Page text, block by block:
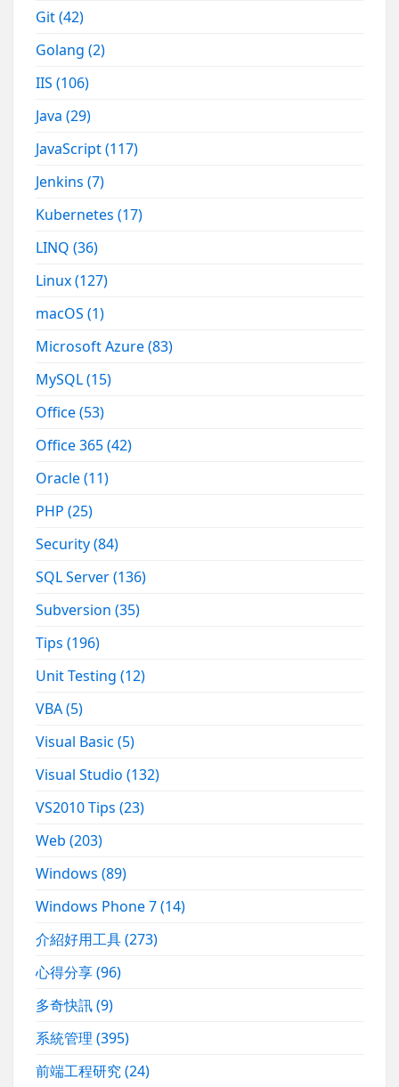
Git(42)
Golang(2)
IIS(106)
Java(29)
JavaScript(117)
Jenkins(7)
Kubernetes(17)
LINQ(36)
Linux(127)
macOS(1)
Microsoft Azure(83)
MySQL(15)
Office(53)
Office 365(42)
Oracle(11)
PHP(25)
Security(84)
SQL Server(136)
Subversion(35)
Tips(196)
Unit Testing(12)
VBA(5)
Visual Basic(5)
Visual Studio(132)
VS2010 Tips(23)
Web(203)
Windows(89)
Windows Phone 7(14)
介紹好用工具(273)
心得分享(96)
多奇快訊(9)
系統管理(395)
前端工程研究(24)